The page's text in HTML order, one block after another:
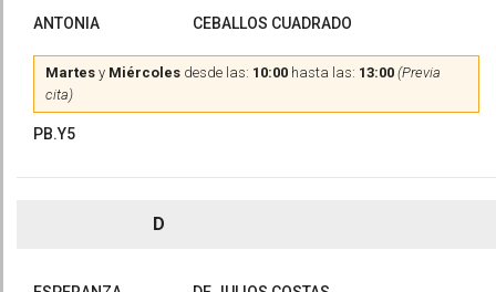
ANTONIA CEBALLOS CUADRADO
Martes y Miércoles desde las: 10:00 hasta las: 13:00 (Previa
cita)
PB.Y5
D